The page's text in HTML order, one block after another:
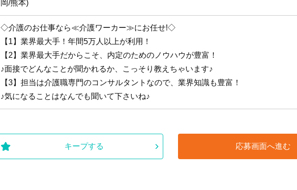
岡/熊本)
◇介護のお仕事なら≪介護ワーカー≫にお任せ!◇
【1】業界最大手！年間5万人以上が利用！
【2】業界最大手だからこそ、内定のためのノウハウが豊富！
♪面接でどんなことが聞かれるか、こっそり教えちゃいます♪
【3】担当は介護職専門のコンサルタントなので、業界知識も豊富！
♪気になることはなんでも聞いて下さいね♪
キープする 応募画面へ進む